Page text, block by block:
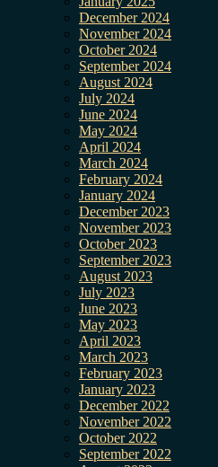
December 2024
November 2024
October 2024
September 2024
August 2024
July 2024
June 2024
May 2024
April 2024
March 2024
February 2024
January 2024
December 2023
November 2023
October 2023
September 2023
August 2023
July 2023
June 2023
May 2023
April 2023
March 2023
February 2023
January 2023
December 2022
November 2022
October 2022
September 2022